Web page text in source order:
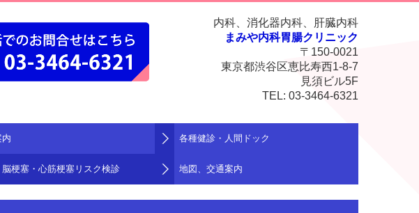
内科、消化器内科、肝臓内科
まみや内科胃腸クリニック
〒150-0021
東京都渋谷区恵比寿西1-8-7
見須ビル5F
TEL: 03-3464-6321
各種健診・人間ドック
脳梗塞・心筋梗塞リスク検診 地図、交通案内